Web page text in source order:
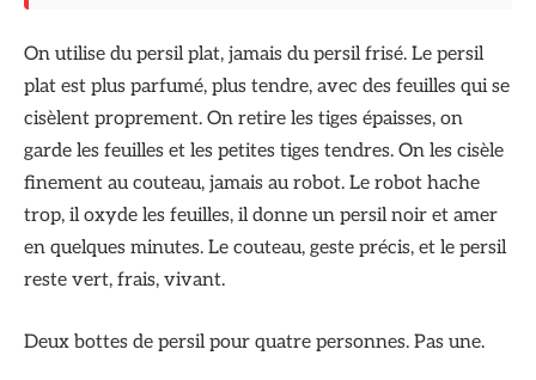
On utilise du persil plat, jamais du persil frisé. Le persil
plat est plus parfumé, plus tendre, avec des feuilles qui se
cisèlent proprement. On retire les tiges épaisses, on
garde les feuilles et les petites tiges tendres. On les cisèle
finement au couteau, jamais au robot. Le robot hache
trop, il oxyde les feuilles, il donne un persil noir et amer
en quelques minutes. Le couteau, geste précis, et le persil
reste vert, frais, vivant.
Deux bottes de persil pour quatre personnes. Pas une.